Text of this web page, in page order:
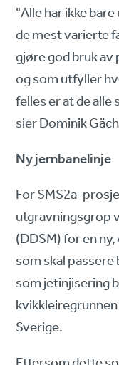
"Alle har ikke
de mest varierte
gjøre god bruk
og som utfyller
felles er at de
sier Dominik
Ny jernbanelinje
For SMS2a-
utgravningsgrop
(DDSM) for en
som skal
som jetinjisering
Sverige.